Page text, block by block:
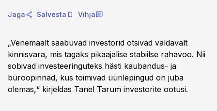
Jaga Salvesta Vihja
„Venemaalt saabuvad investorid otsivad valdavalt
kinnisvara, mis tagaks pikaajalise stabiilse rahavoo. Nii
sobivad investeeringuteks hästi kaubandus- ja
büroopinnad, kus toimivad üürilepingud on juba
olemas,“ kirjeldas Tanel Tarum investorite ootusi.